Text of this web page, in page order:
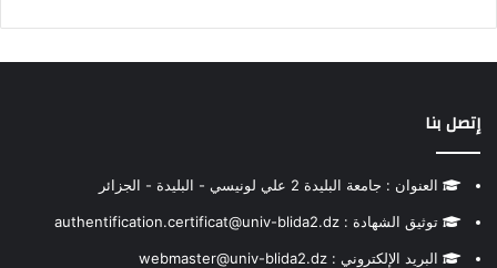
إتصل بنا
العنوان : جامعة البليدة 2 علي لونيسي - البليدة - الجزائر
توثيق الشهادة : authentification.certificat@univ-blida2.dz
البريد الإلكتروني : webmaster@univ-blida2.dz